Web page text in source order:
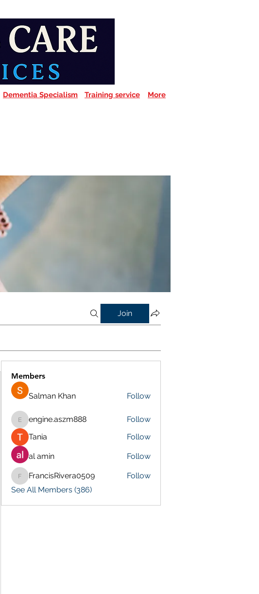
Dementia Specialism Training service More
Join
Members
Salman Khan Follow
engine.aszm888
engine.aszm888
Follow
Tania
Follow
al amin Follow
FrancisRivera0509
FrancisRivera0509
Follow
See All Members (386)